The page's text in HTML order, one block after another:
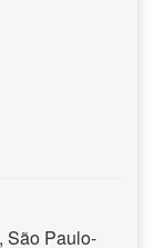
São Paulo-